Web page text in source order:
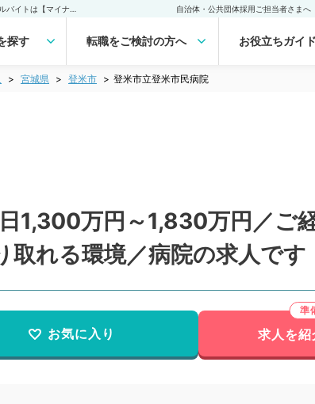
自治体・公共団体採用ご担当者さまへ
探す 転職をご検討の方へ お役立ちガイド
宮城県 登米市 登米市立登米市民病院
日1,300万円～1,830万円／
れる環境／病院の求人です
お気に入り 求人を紹